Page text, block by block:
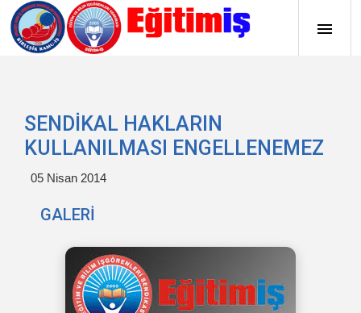
SENDİKAL HAKLARIN
KULLANILMASI ENGELLENEMEZ
05 Nisan 2014
GALERİ